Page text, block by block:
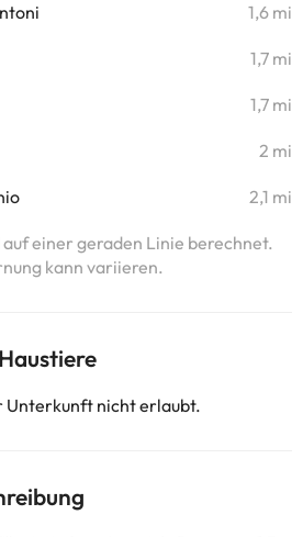
1,6 mi
1,7 mi
1,7 mi
2 mi
2,1 mi
einer geraden Linie berechnet.
kann variieren.
Unterkunft nicht erlaubt.